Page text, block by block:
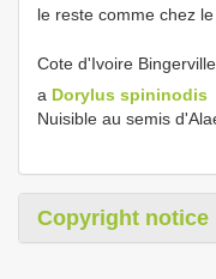
le reste comme chez le
Cote d'Ivoire
a Dorylus spininodis
Nuisible au semis
Copyright notice